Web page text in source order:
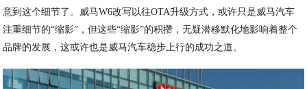
意到这个细节了。威马W6改写以往OTA升级方式，或许只是威马汽车
注重细节的“缩影”，但这些“缩影”的积攒，无疑潜移默化地影响着整个
品牌的发展，这或许也是威马汽车稳步上行的成功之道。